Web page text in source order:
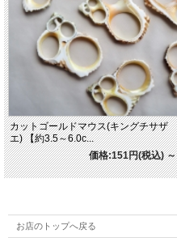
カットゴールドマウス(キングチサザ
エ) 【約3.5～6.0c...
価格:151円(税込)～
お店のトップへ戻る